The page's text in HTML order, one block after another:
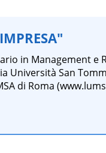
in Management e
Università San
di Roma